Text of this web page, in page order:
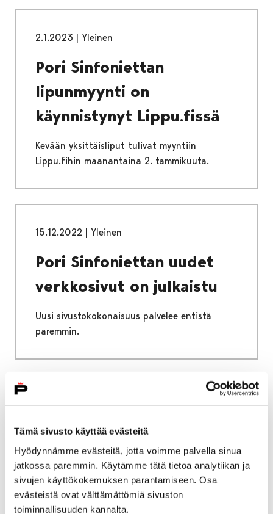
Tämä sivusto käyttää evästeitä
Hyödynnämme evästeitä, jotta voimme palvella sinua
jatkossa paremmin. Käytämme tätä tietoa analytiikan ja
sivujen käyttökokemuksen parantamiseen. Osa
evästeistä ovat välttämättömiä sivuston
toiminnallisuuden kannalta.
2.1.2023 | Yleinen
Pori Sinfoniettan
lipunmyynti on
käynnistynyt Lippu.fissä
Kevään yksittäisliput tulivat myyntiin
Lippu.fihin maanantaina 2. tammikuuta.
15.12.2022 | Yleinen
Pori Sinfoniettan uudet
verkkosivut on julkaistu
Uusi sivustokokonaisuus palvelee entistä
paremmin.
Pori Sinfoniettan
kevätkausi alkaa Lepakko-
operetin lisänäytöksillä ja
Samuli Edelmannin